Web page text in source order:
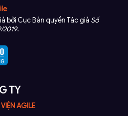
bởi Cục Bản quyền Tác giả Số
2019.
TY
AGILE